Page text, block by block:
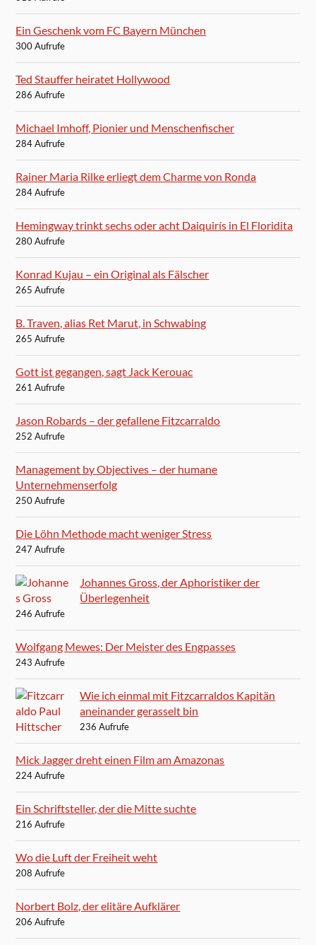
Ein Geschenk vom FC Bayern München
300 Aufrufe
Ted Stauffer heiratet Hollywood
286 Aufrufe
Michael Imhoff, Pionier und Menschenfischer
284 Aufrufe
Rainer Maria Rilke erliegt dem Charme von Ronda
284 Aufrufe
Hemingway trinkt sechs oder acht Daiquirís in El Floridita
280 Aufrufe
Konrad Kujau – ein Original als Fälscher
265 Aufrufe
B. Traven, alias Ret Marut, in Schwabing
265 Aufrufe
Gott ist gegangen, sagt Jack Kerouac
261 Aufrufe
Jason Robards – der gefallene Fitzcarraldo
252 Aufrufe
Management by Objectives – der humane
Unternehmenserfolg
250 Aufrufe
Die Löhn Methode macht weniger Stress
247 Aufrufe
Johannes Gross, der Aphoristiker der
Überlegenheit
246 Aufrufe
Wolfgang Mewes: Der Meister des Engpasses
243 Aufrufe
Wie ich einmal mit Fitzcarraldos Kapitän
aneinander gerasselt bin
236 Aufrufe
Mick Jagger dreht einen Film am Amazonas
224 Aufrufe
Ein Schriftsteller, der die Mitte suchte
216 Aufrufe
Wo die Luft der Freiheit weht
208 Aufrufe
Norbert Bolz, der elitäre Aufklärer
206 Aufrufe